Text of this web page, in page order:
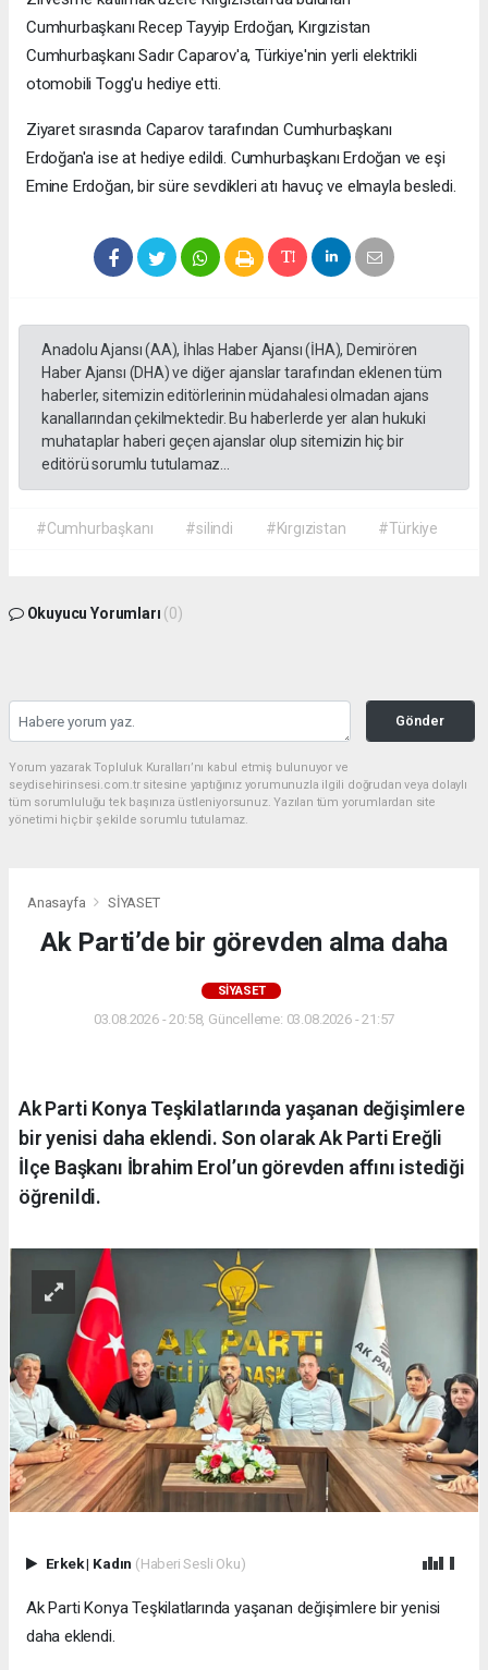
Cumhurbaşkanı Recep Tayyip Erdoğan, Kırgızistan
Cumhurbaşkanı Sadır Caparov'a, Türkiye'nin yerli elektrikli
otomobili Togg'u hediye etti.
Ziyaret sırasında Caparov tarafından Cumhurbaşkanı
Erdoğan'a ise at hediye edildi. Cumhurbaşkanı Erdoğan ve eşi
Emine Erdoğan, bir süre sevdikleri atı havuç ve elmayla besledi.
Anadolu Ajansı (AA), İhlas Haber Ajansı (İHA), Demirören
Haber Ajansı (DHA) ve diğer ajanslar tarafından eklenen tüm
haberler, sitemizin editörlerinin müdahalesi olmadan ajans
kanallarından çekilmektedir. Bu haberlerde yer alan hukuki
muhataplar haberi geçen ajanslar olup sitemizin hiç bir
editörü sorumlu tutulamaz...
#Cumhurbaşkanı #silindi #Kırgızistan #Türkiye
Okuyucu Yorumları (0)
Gönder
Yorum yazarak Topluluk Kuralları’nı kabul etmiş bulunuyor ve
seydisehirinsesi.com.tr sitesine yaptığınız yorumunuzla ilgili doğrudan veya dolaylı
tüm sorumluluğu tek başınıza üstleniyorsunuz. Yazılan tüm yorumlardan site
yönetimi hiçbir şekilde sorumlu tutulamaz.
Anasayfa SİYASET
Ak Parti’de bir görevden alma daha
SİYASET
03.08.2026 - 20:58, Güncelleme: 03.08.2026 - 21:57
Ak Parti Konya Teşkilatlarında yaşanan değişimlere
bir yenisi daha eklendi. Son olarak Ak Parti Ereğli
İlçe Başkanı İbrahim Erol’un görevden affını istediği
öğrenildi.
Erkek| Kadın (Haberi Sesli Oku)
Ak Parti Konya Teşkilatlarında yaşanan değişimlere bir yenisi
daha eklendi.